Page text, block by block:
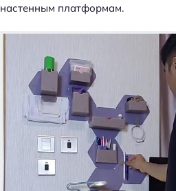
настенным платформам.